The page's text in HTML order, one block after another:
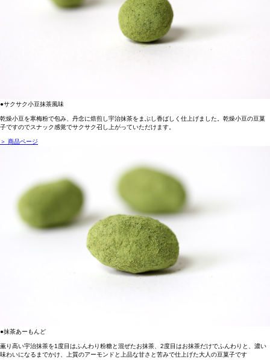
●サクサク小豆抹茶風味
乾燥小豆を寒梅粉で包み、丹念に焙煎し宇治抹茶をまぶし香ばしく仕上げました。乾燥小豆の豆菓
子ですのでスナック感覚でサクサク召し上がっていただけます。
＞ 商品ページ
●抹茶あーもんど
薫り高い宇治抹茶を1度目はふんわり粉糖と混ぜたお抹茶、2度目はお抹茶だけでふんわりと、濃い
味わいになるまでかけ、上質のアーモンドと上品な甘さと苦みで仕上げた大人の豆菓子です